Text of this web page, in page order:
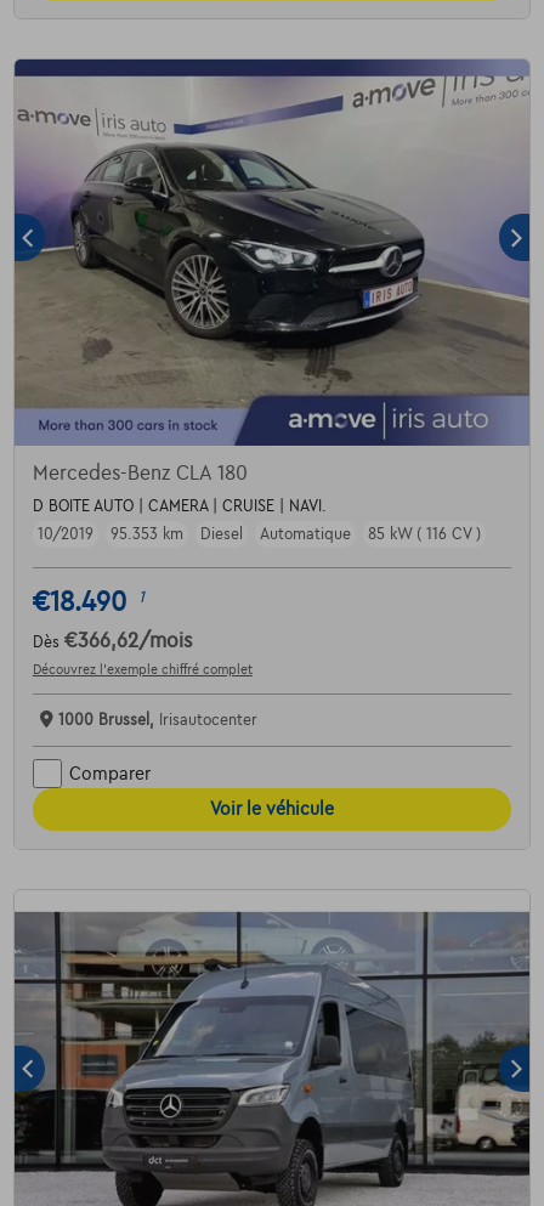
Mercedes-Benz CLA 180
D BOITE AUTO | CAMERA | CRUISE | NAVI.
10/2019
95.353 km Diesel Automatique 85 kW ( 116 CV )
€18.490 1
Dès €366,62/mois
Découvrez l’exemple chiffré complet
1000 Brussel, Irisautocenter
Comparer
Voir le véhicule